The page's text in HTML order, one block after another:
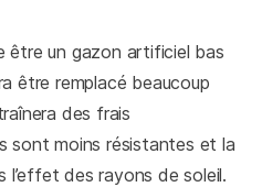
être un gazon artificiel bas
être remplacé beaucoup
des frais
sont moins résistantes et la
l’effet des rayons de soleil.